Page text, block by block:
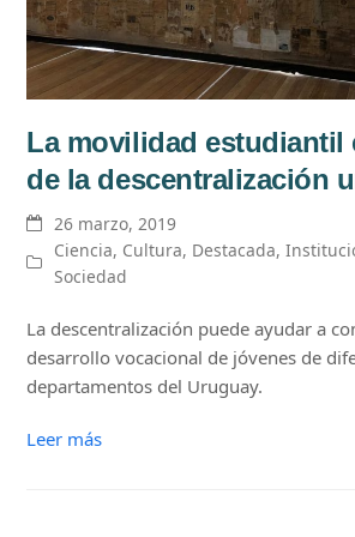
La movilidad estudiantil
de la descentralización
26 marzo, 2019
Ciencia, Cultura, Destacada,
Sociedad
La descentralización puede ayudar a
desarrollo vocacional de jóvenes de
departamentos del Uruguay.
Leer más